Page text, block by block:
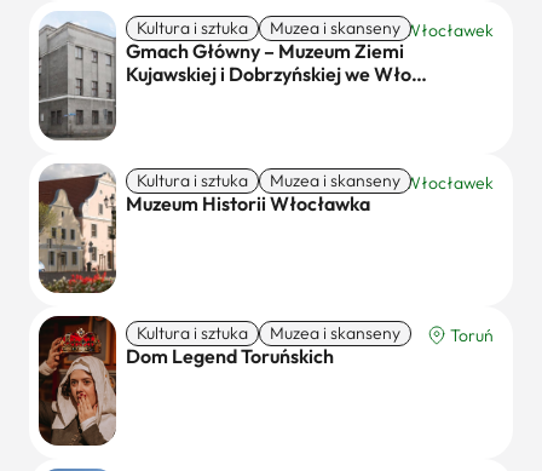
Kultura i sztuka Muzea i skanseny Włocławek
Gmach Główny – Muzeum Ziemi
Kujawskiej i Dobrzyńskiej we Wło…
Kultura i sztuka Muzea i skanseny Włocławek
Muzeum Historii Włocławka
Kultura i sztuka Muzea i skanseny Toruń
Dom Legend Toruńskich